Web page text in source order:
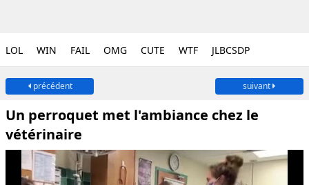
LOL WIN FAIL OMG CUTE WTF JLBCSDP
précédent suivant
Un perroquet met l'ambiance chez le
vétérinaire